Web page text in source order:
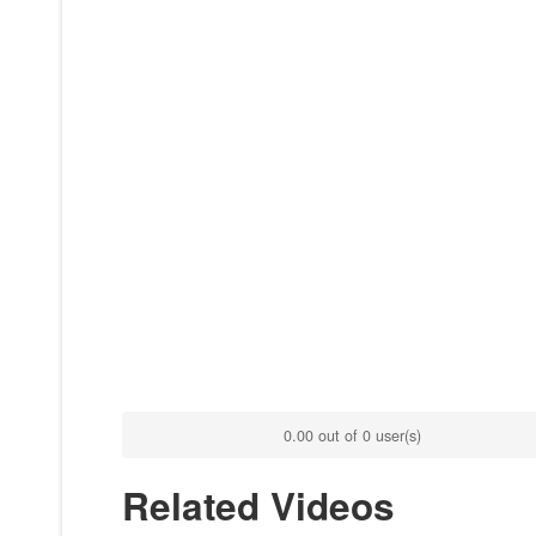
0.00 out of 0 user(s)
Related Videos